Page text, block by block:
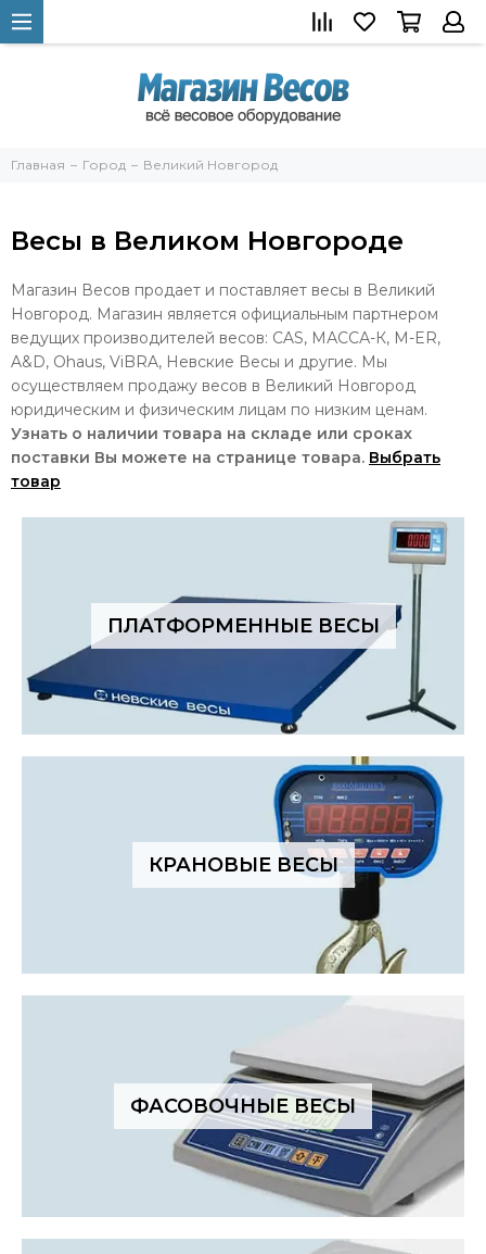
Главная Город Великий Новгород
Весы в Великом Новгороде
Магазин Весов продает и поставляет весы в Великий
Новгород. Магазин является официальным партнером
ведущих производителей весов: CAS, МАССА-К, M-ER,
A&D, Ohaus, ViBRA, Невские Весы и другие. Мы
осуществляем продажу весов в Великий Новгород
юридическим и физическим лицам по низким ценам.
Узнать о наличии товара на складе или сроках
поставки Вы можете на странице товара. Выбрать
товар
ПЛАТФОРМЕННЫЕ ВЕСЫ
КРАНОВЫЕ ВЕСЫ
ФАСОВОЧНЫЕ ВЕСЫ